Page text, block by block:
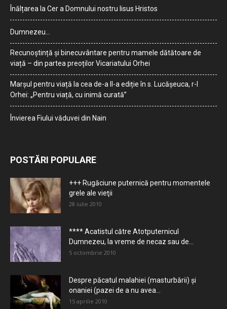
Înălțarea la Cer a Domnului nostru Iisus Hristos
Dumnezeu…
Recunoștință și binecuvântare pentru mamele dătătoare de
viață – din partea preoților Vicariatului Orhei
Marșul pentru viață la cea de-a II-a ediție în s. Lucășeuca, r-l
Orhei: „Pentru viață, cu inimă curată”
Învierea Fiului văduvei din Nain
POSTĂRI POPULARE
+++ Rugăciune puternică pentru momentele
grele ale vieţii
28 iulie 2010
**** Acatistul către Atotputernicul
Dumnezeu, la vreme de necaz sau de...
5 octombrie 2010
Despre păcatul malahiei (masturbării) şi
onaniei (pazei de a nu avea...
15 aprilie 2010